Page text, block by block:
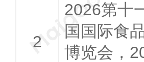
2026第十
国国际食
博览会，